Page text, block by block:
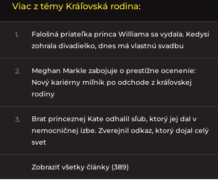
Viac z témy Kráľovská rodina:
1.
Falošná priateľka princa Williama sa vydala. Kedysi
zohrala divadielko, dnes má vlastnú svadbu
2.
Meghan Markle zabojuje o prestížne ocenenie:
Nový kariérny míľnik po odchode z kráľovskej
rodiny
3.
Brat princeznej Kate odhalil sľub, ktorý jej dal v
nemocničnej izbe. Zverejnil odkaz, ktorý dojal celý
svet
Zobraziť všetky články (389)